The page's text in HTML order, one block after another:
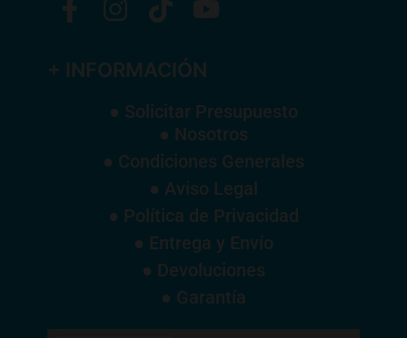
+ INFORMACIÓN
● Solicitar Presupuesto
● Nosotros
● Condiciones Generales
● Aviso Legal
● Política de Privacidad
● Entrega y Envío
● Devoluciones
● Garantía